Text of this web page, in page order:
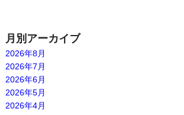
月別アーカイブ
2026年8月
2026年7月
2026年6月
2026年5月
2026年4月